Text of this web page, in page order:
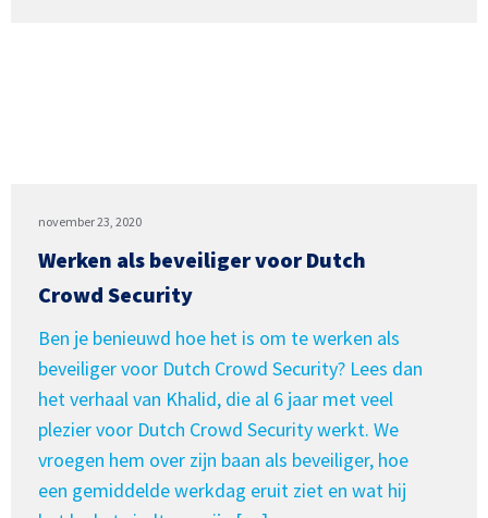
november 23, 2020
Werken als beveiliger voor Dutch
Crowd Security
Ben je benieuwd hoe het is om te werken als
beveiliger voor Dutch Crowd Security? Lees dan
het verhaal van Khalid, die al 6 jaar met veel
plezier voor Dutch Crowd Security werkt. We
vroegen hem over zijn baan als beveiliger, hoe
een gemiddelde werkdag eruit ziet en wat hij